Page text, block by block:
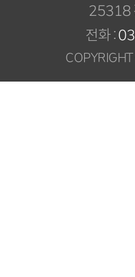
25318
전화 :